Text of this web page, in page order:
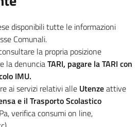
disponibili tutte le informazioni
Comunali.
la propria posizione
la denunciaTARI, pagare la TARI con
IMU.
ai servizi relativi alle Utenzeattive
e il Trasporto Scolastico
verifica consumi on line,